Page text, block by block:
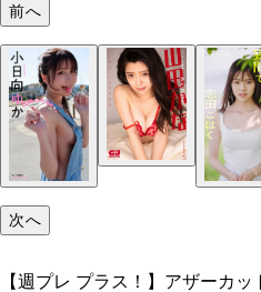
【週プレ プラス！
ムニムニむ。～
之）立ち読みカット
呂布カルマ氏と杉作
変えました（画／杉
前へ
次へ
【週プレ プラス！】アザーカ